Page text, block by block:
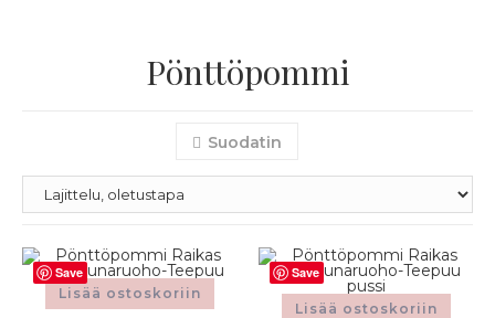
Pönttöpommi
Suodatin
Save
Lisää ostoskoriin
Save
Lisää ostoskoriin